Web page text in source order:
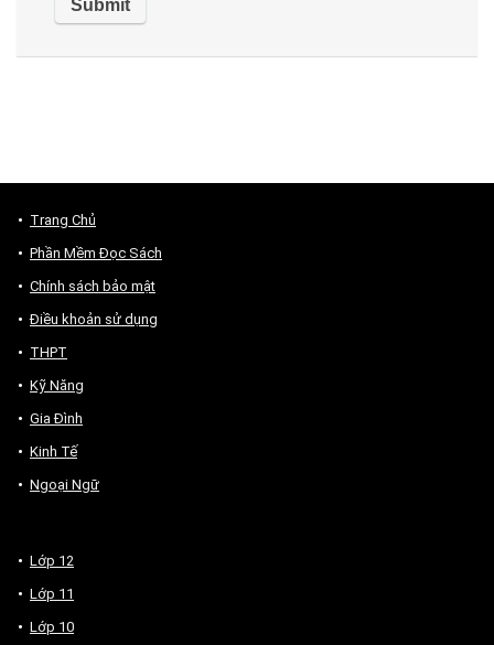
Trang Chủ
Phần Mềm Đọc Sách
Chính sách bảo mật
Điều khoản sử dụng
THPT
Kỹ Năng
Gia Đình
Kinh Tế
Ngoại Ngữ
Lớp 12
Lớp 11
Lớp 10